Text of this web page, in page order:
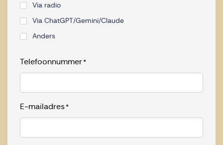
Via radio
Via ChatGPT/Gemini/Claude
Anders
Telefoonnummer *
E-mailadres *